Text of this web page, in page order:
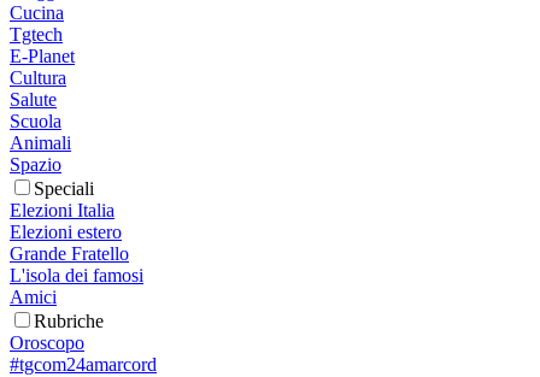
Cucina
Tgtech
E-Planet
Cultura
Salute
Scuola
Animali
Spazio
Speciali
Elezioni Italia
Elezioni estero
Grande Fratello
L'isola dei famosi
Amici
Rubriche
Oroscopo
#tgcom24amarcord